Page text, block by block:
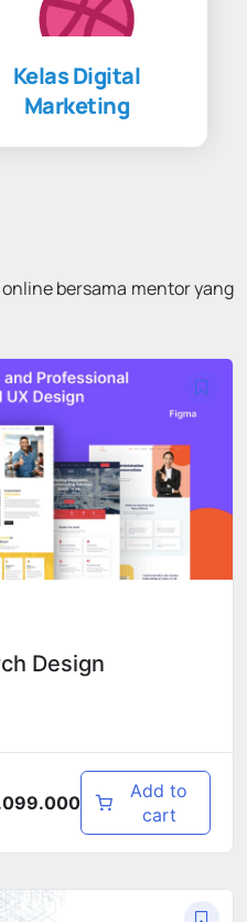
Kelas Digital
Marketing
bersama mentor yang
Design
Add to
cart